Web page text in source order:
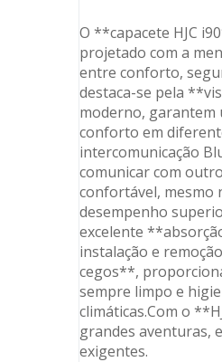
O **capacete HJC
projetado com a
entre conforto,
destaca-se pela
moderno, garantem
conforto em
intercomunicação
comunicar com
confortável, mesmo
desempenho
excelente
instalação e
cegos**,
sempre limpo e
climáticas.Com o
grandes aventuras,
exigentes.